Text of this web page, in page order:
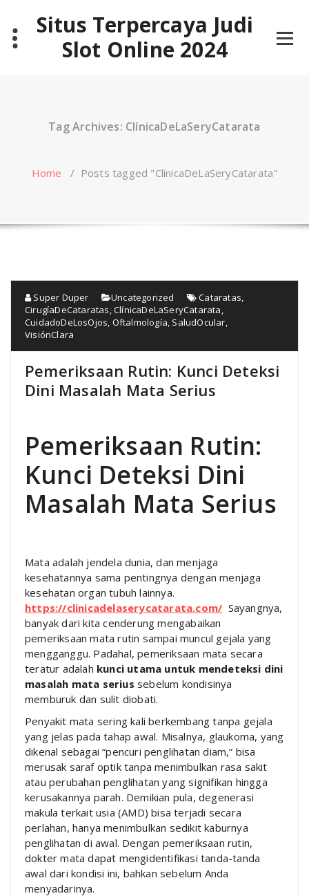
content Situs Terpercaya Judi
Slot Online 2024
Tag Archives: ClínicaDeLaSeryCatarata
Home / Posts tagged "ClínicaDeLaSeryCatarata"
Super Duper Uncategorized Cataratas
CirugíaDeCataratas ,ClínicaDeLaSeryCatarata
CuidadoDeLosOjos Oftalmología SaludOcular
VisiónClara
Pemeriksaan Rutin: Kunci Deteksi
Dini Masalah Mata Serius
Pemeriksaan Rutin:
Kunci Deteksi Dini
Masalah Mata Serius
Mata adalah jendela dunia, dan menjaga
kesehatannya sama pentingnya dengan menjaga
kesehatan organ tubuh lainnya.
https://clinicadelaserycatarata.com/ Sayangnya,
banyak dari kita cenderung mengabaikan
pemeriksaan mata rutin sampai muncul gejala yang
mengganggu. Padahal, pemeriksaan mata secara
teratur adalah kunci utama untuk mendeteksi dini
masalah mata serius sebelum kondisinya
memburuk dan sulit diobati.
Penyakit mata sering kali berkembang tanpa gejala
yang jelas pada tahap awal. Misalnya, glaukoma, yang
dikenal sebagai “pencuri penglihatan diam,” bisa
merusak saraf optik tanpa menimbulkan rasa sakit
atau perubahan penglihatan yang signifikan hingga
kerusakannya parah. Demikian pula, degenerasi
makula terkait usia (AMD) bisa terjadi secara
perlahan, hanya menimbulkan sedikit kaburnya
penglihatan di awal. Dengan pemeriksaan rutin,
dokter mata dapat mengidentifikasi tanda-tanda
awal dari kondisi ini, bahkan sebelum Anda
menyadarinya.